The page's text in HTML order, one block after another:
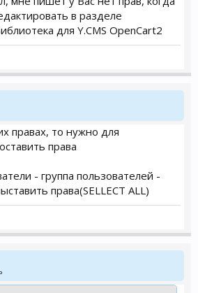
в разделе
для Y.CMS OpenCart2
правах, то нужно для
права
- группа пользователей -
права(SELLECT ALL)